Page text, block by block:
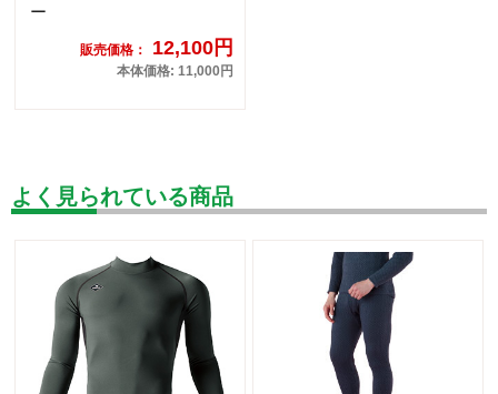
ー
販売価格： 12,100円
本体価格: 11,000円
よく見られている商品